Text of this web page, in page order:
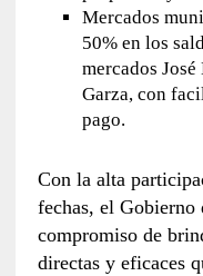
Mercados
50% en los
mercados
Garza, con
pago.
Con la alta
fechas, el Gobierno
compromiso de
directas y eficaces